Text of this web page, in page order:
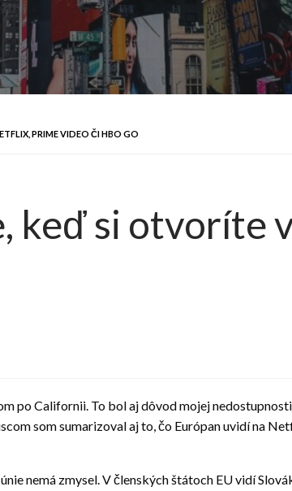
PRIME VIDEO ČI HBO GO
keď si otvoríte
po Californii. To bol aj dôvod mojej
som sumarizoval aj to, čo Európan uvidí na
nemá zmysel. V členských štátoch EU vidí